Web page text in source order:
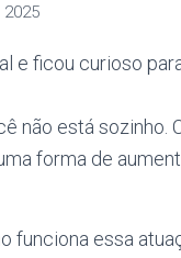
e ficou curioso
não está
forma de
funciona essa